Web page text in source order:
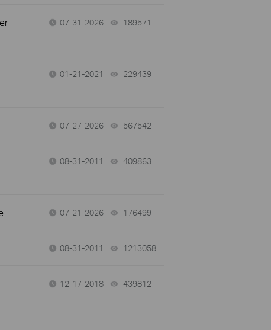
07-31-2026 189571
01-21-2021 229439
07-27-2026 567542
08-31-2011 409863
07-21-2026 176499
08-31-2011 1213058
12-17-2018 439812